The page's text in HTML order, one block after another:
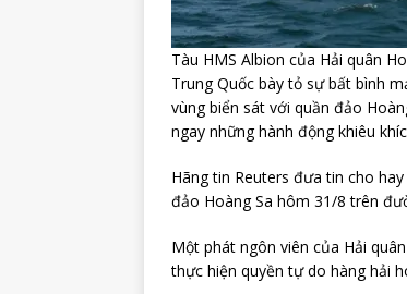
Tàu HMS Albion của Hải quân
Trung Quốc bày tỏ sự bất bình
vùng biển sát với quần đảo
ngay những hành động khiêu
Hãng tin Reuters đưa tin cho
đảo Hoàng Sa hôm 31/8 trên
Một phát ngôn viên của Hải
thực hiện quyền tự do hàng hải